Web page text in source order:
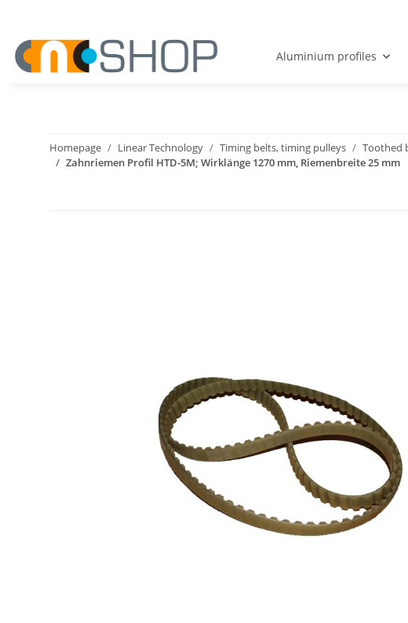
Aluminium profiles
Homepage Linear Technology Timing belts, timing pulleys Toothed
Zahnriemen Profil HTD-5M; Wirklänge 1270 mm, Riemenbreite 25 mm